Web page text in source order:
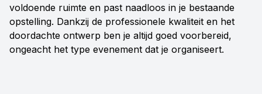
voldoende ruimte en past naadloos in je bestaande
opstelling. Dankzij de professionele kwaliteit en het
doordachte ontwerp ben je altijd goed voorbereid,
ongeacht het type evenement dat je organiseert.